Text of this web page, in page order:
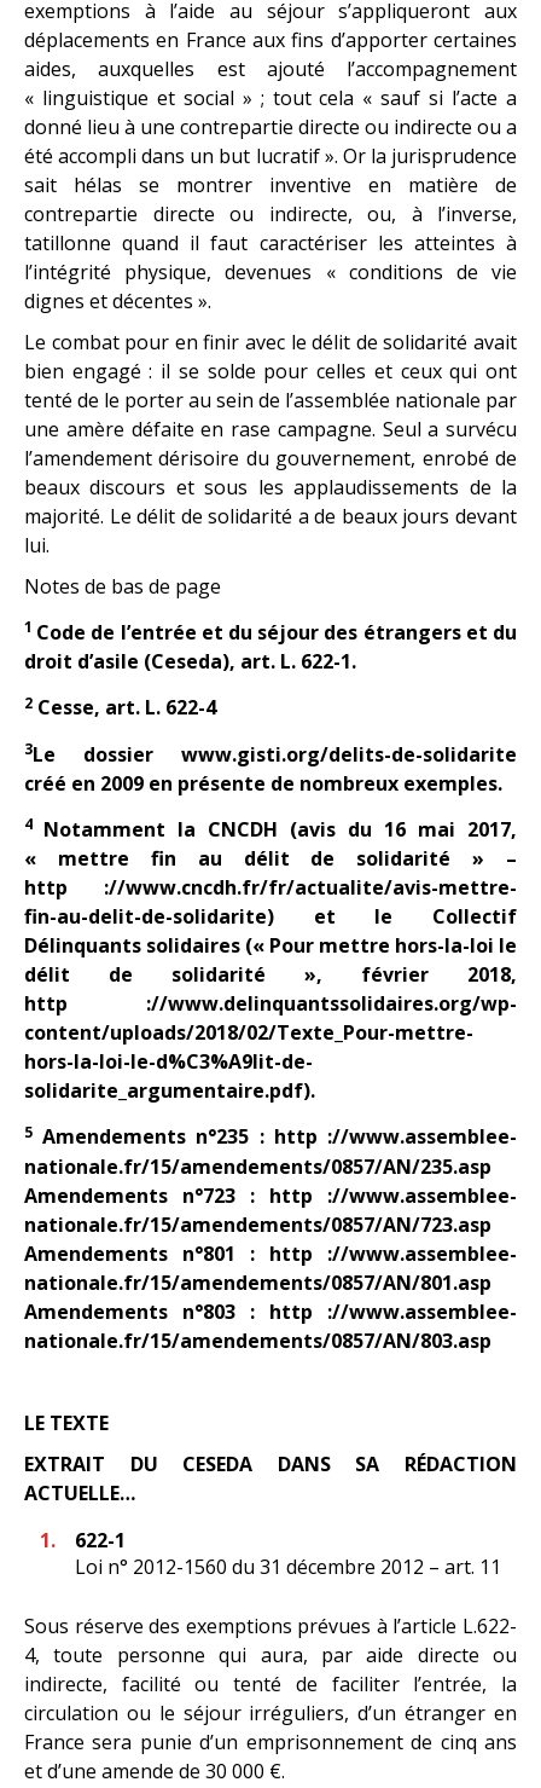
exemptions à l’aide au séjour s’appliqueront aux
déplacements en France aux fins d’apporter certaines
aides, auxquelles est ajouté l’accompagnement
« linguistique et social » ; tout cela « sauf si l’acte a
donné lieu à une contrepartie directe ou indirecte ou a
été accompli dans un but lucratif ». Or la jurisprudence
sait hélas se montrer inventive en matière de
contrepartie directe ou indirecte, ou, à l’inverse,
tatillonne quand il faut caractériser les atteintes à
l’intégrité physique, devenues « conditions de vie
dignes et décentes ».
Le combat pour en finir avec le délit de solidarité avait
bien engagé : il se solde pour celles et ceux qui ont
tenté de le porter au sein de l’assemblée nationale par
une amère défaite en rase campagne. Seul a survécu
l’amendement dérisoire du gouvernement, enrobé de
beaux discours et sous les applaudissements de la
majorité. Le délit de solidarité a de beaux jours devant
lui.
Notes de bas de page
1 Code de l’entrée et du séjour des étrangers et du
droit d’asile (Ceseda), art. L. 622-1.
2 Cesse, art. L. 622-4
3Le dossier www.gisti.org/delits-de-solidarite
créé en 2009 en présente de nombreux exemples.
4 Notamment la CNCDH (avis du 16 mai 2017,
« mettre fin au délit de solidarité » –
http ://www.cncdh.fr/fr/actualite/avis-mettre-
fin-au-delit-de-solidarite) et le Collectif
Délinquants solidaires (« Pour mettre hors-la-loi le
délit de solidarité », février 2018,
http ://www.delinquantssolidaires.org/wp-
content/uploads/2018/02/Texte_Pour-mettre-
hors-la-loi-le-d%C3%A9lit-de-
solidarite_argumentaire.pdf).
5 Amendements n°235 : http ://www.assemblee-
nationale.fr/15/amendements/0857/AN/235.asp
Amendements n°723 : http ://www.assemblee-
nationale.fr/15/amendements/0857/AN/723.asp
Amendements n°801 : http ://www.assemblee-
nationale.fr/15/amendements/0857/AN/801.asp
Amendements n°803 : http ://www.assemblee-
nationale.fr/15/amendements/0857/AN/803.asp
LE TEXTE
EXTRAIT DU CESEDA DANS SA RÉDACTION
ACTUELLE…
622-1
Loi n° 2012-1560 du 31 décembre 2012 – art. 11
Sous réserve des exemptions prévues à l’article L.622-
4, toute personne qui aura, par aide directe ou
indirecte, facilité ou tenté de faciliter l’entrée, la
circulation ou le séjour irréguliers, d’un étranger en
France sera punie d’un emprisonnement de cinq ans
et d’une amende de 30 000 €.